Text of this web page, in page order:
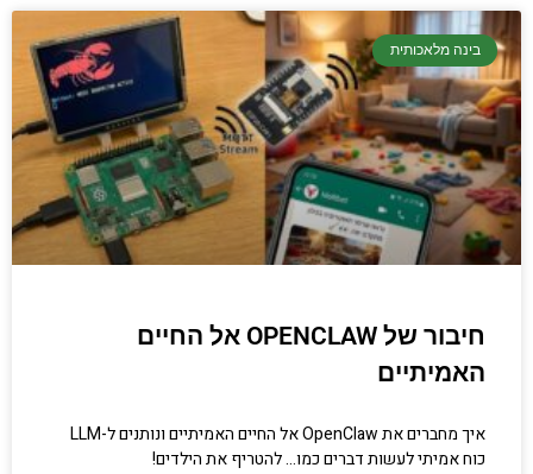
יסודות בתכנות
קריפטוגרפיה, ביצועים, אבטחת מידע ומידע
יסודי וחשוב שגם מתכנתים מנוסים לא תמיד
יודעים.
הכנסו עכשיו
בינה מלאכותית
חיבור של OPENCLAW אל החיים
האמיתיים
איך מחברים את OpenClaw אל החיים האמיתיים ונותנים ל-LLM
כוח אמיתי לעשות דברים כמו… להטריף את הילדים!